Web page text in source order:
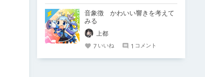
音象徴 かわいい響きを考えて
みる
上都
7 いいね 1 コメント